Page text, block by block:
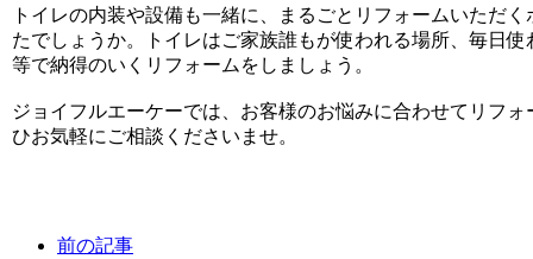
トイレの内装や設備も一緒に、まるごとリフォームいただ
たでしょうか。トイレはご家族誰もが使われる場所、毎日
等で納得のいくリフォームをしましょう。
ジョイフルエーケーでは、お客様のお悩みに合わせてリフ
ひお気軽にご相談くださいませ。
前の記事